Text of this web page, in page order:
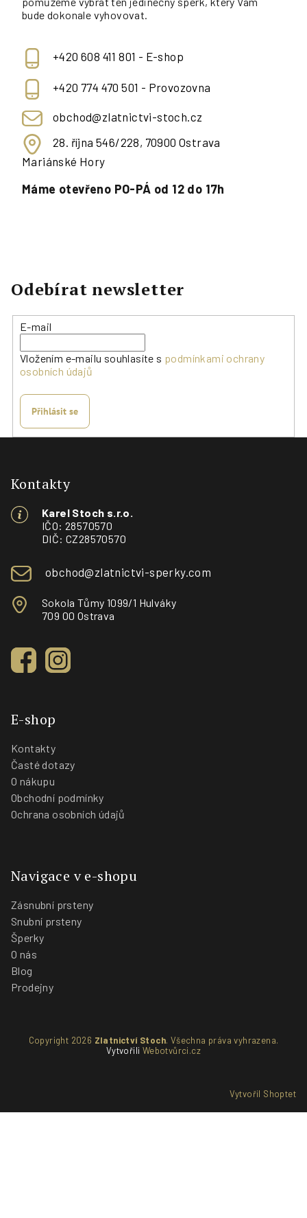
bude dokonale vyhovovat.
+420 608 411 801 - E-shop
+420 774 470 501 - Provozovna
obchod@zlatnictvi-stoch.cz
28. října 546/228, 70900 Ostrava
Mariánské Hory
Máme otevřeno PO-PÁ od 12 do 17h
Odebírat newsletter
E-mail
Vložením e-mailu souhlasíte s podmínkami ochrany
osobních údajů
Přihlásit se
Kontakty
Karel Stoch s.r.o.
IČO: 28570570
DIČ: CZ28570570
obchod@zlatnictvi-sperky.com
Sokola Tůmy 1099/1 Hulváky
709 00 Ostrava
E-shop
Kontakty
Časté dotazy
O nákupu
Obchodní podmínky
Ochrana osobních údajů
Navigace v e-shopu
Zásnubní prsteny
Snubní prsteny
Šperky
O nás
Blog
Prodejny
Copyright 2026 Zlatnictví Stoch. Všechna práva vyhrazena.
Vytvořili Webotvůrci.cz
Vytvořil Shoptet